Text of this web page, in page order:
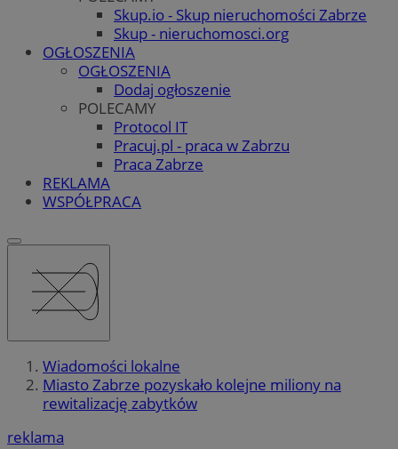
Skup.io - Skup nieruchomości Zabrze
Skup - nieruchomosci.org
OGŁOSZENIA
OGŁOSZENIA
Dodaj ogłoszenie
POLECAMY
Protocol IT
Pracuj.pl - praca w Zabrzu
Praca Zabrze
REKLAMA
WSPÓŁPRACA
Wiadomości lokalne
Miasto Zabrze pozyskało kolejne miliony na
rewitalizację zabytków
reklama